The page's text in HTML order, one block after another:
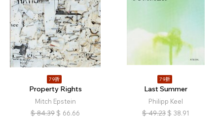
79折
Property Rights
Mitch Epstein
$ 84.39 $ 66.66
79折
Last Summer
Philipp Keel
$ 49.23 $ 38.91